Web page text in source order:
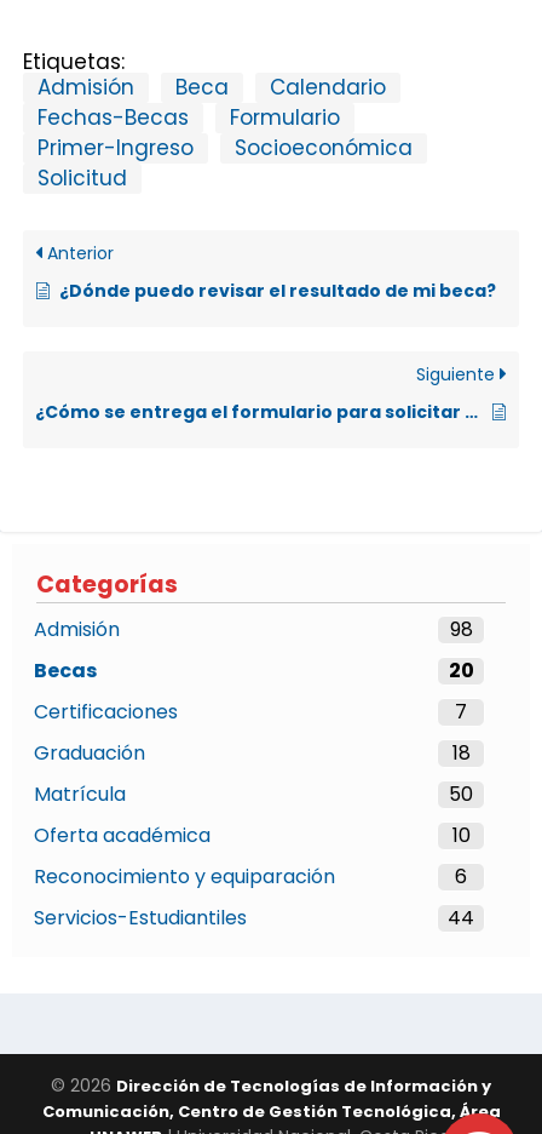
Categorías
Admisión
98
Becas
20
Certificaciones
7
Graduación
18
Matrícula
50
Oferta académica
10
Reconocimiento y equiparación
6
Servicios-Estudiantiles
44
Etiquetas:
Admisión
Beca
Calendario
Fechas-Becas
Formulario
Primer-Ingreso
Socioeconómica
Solicitud
Anterior
¿Dónde puedo revisar el resultado de mi beca?
Siguiente
¿Cómo se entrega el formulario para solicitar una beca por condición socioeconómica, si soy de primer ingreso?
© 2026 Dirección de Tecnologías de Información y
Comunicación, Centro de Gestión Tecnológica, Área